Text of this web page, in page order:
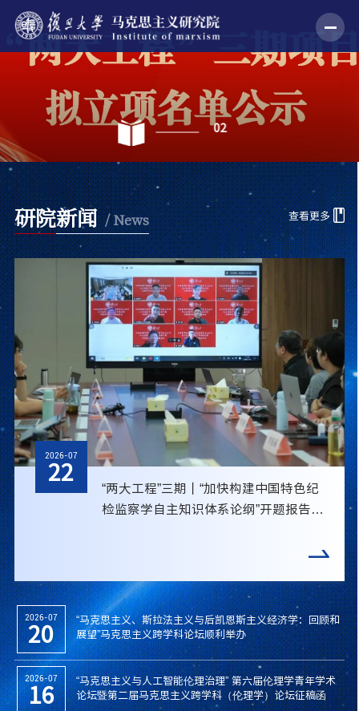
02
研院新闻 / News 查看更多
2026-07
22
“两大工程”三期丨“加快构建中国特色纪
检监察学自主知识体系论纲”开题报告会
2026-07
20
“马克思主义、斯拉法主义与后凯恩斯主义经济学：回顾和
展望”马克思主义跨学科论坛顺利举办
2026-07
16
“马克思主义与人工智能伦理治理” 第六届伦理学青年学术
论坛暨第二届马克思主义跨学科（伦理学）论坛征稿函